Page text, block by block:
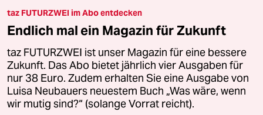
taz FUTURZWEI im Abo entdecken
Endlich mal ein Magazin für Zukunft
taz FUTURZWEI ist unser Magazin für eine bessere
Zukunft. Das Abo bietet jährlich vier Ausgaben für
nur 38 Euro. Zudem erhalten Sie eine Ausgabe von
Luisa Neubauers neuestem Buch „Was wäre, wenn
wir mutig sind?“ (solange Vorrat reicht).